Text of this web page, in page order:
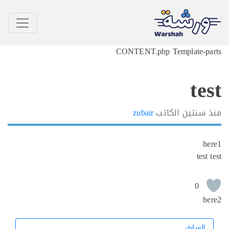
CONTENT.php
سنتينالكاتبzubair
0